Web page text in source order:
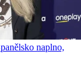
naplno,